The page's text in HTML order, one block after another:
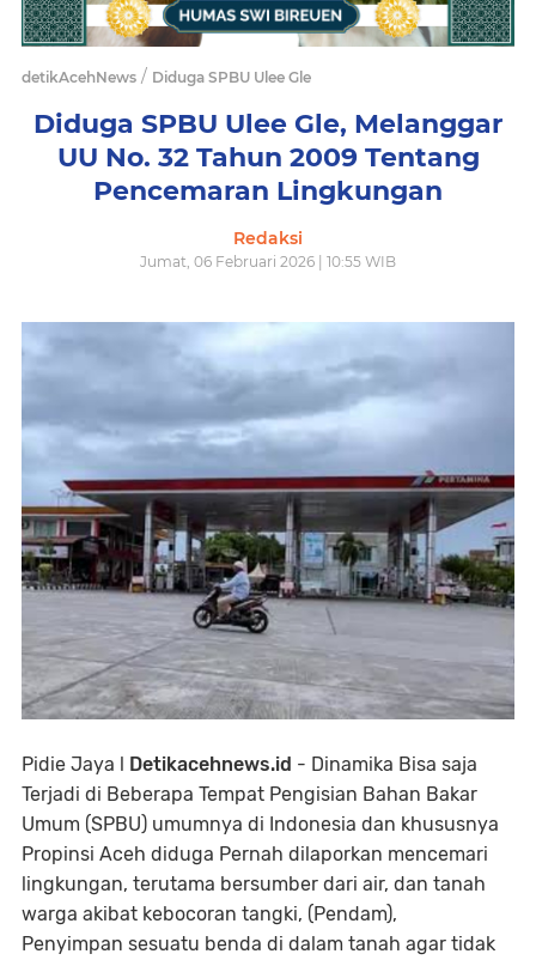
detikAcehNews / Diduga SPBU Ulee Gle
Diduga SPBU Ulee Gle, Melanggar
UU No. 32 Tahun 2009 Tentang
Pencemaran Lingkungan
Redaksi
Jumat, 06 Februari 2026 | 10:55 WIB
Pidie Jaya l Detikacehnews.id - Dinamika Bisa saja
Terjadi di Beberapa Tempat Pengisian Bahan Bakar
Umum (SPBU) umumnya di Indonesia dan khususnya
Propinsi Aceh diduga Pernah dilaporkan mencemari
lingkungan, terutama bersumber dari air, dan tanah
warga akibat kebocoran tangki, (Pendam),
Penyimpan sesuatu benda di dalam tanah agar tidak